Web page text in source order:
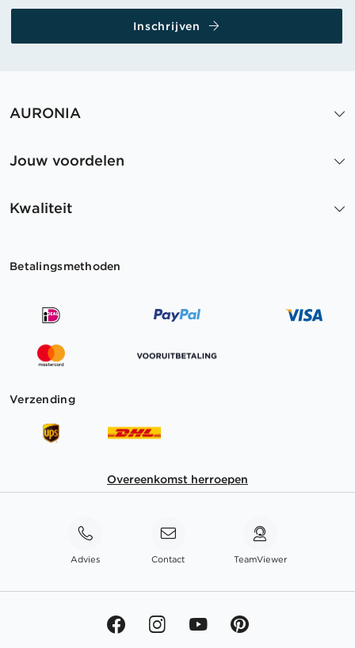
Inschrijven
AURONIA
Jouw voordelen
Kwaliteit
Betalingsmethoden
Verzending
Overeenkomst herroepen
Advies Contact TeamViewer